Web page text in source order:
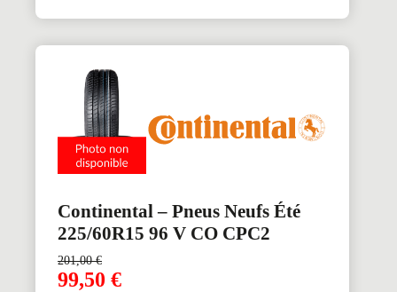
Continental – Pneus Neufs Été
225/60R15 96 V CO CPC2
201,00€
99,50 €